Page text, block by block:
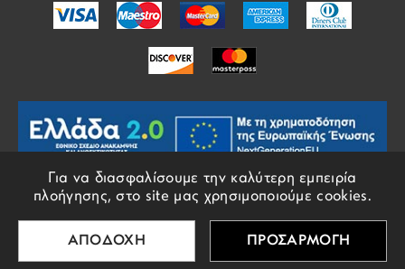
Για να διασφαλίσουμε την καλύτερη εμπειρία
πλοήγησης, στο site μας χρησιμοποιούμε cookies.
ΑΠΟΔΟΧΗ ΠΡΟΣΑΡΜΟΓΗ
© COPYRIGHTS EROS 2018 - 2026 - ALL RIGHTS RESERVED